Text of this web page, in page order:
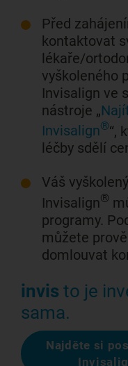
Před
kontaktovat
lékaře/
vyškoleného
Invisalign ve
nástroje „
Invisalign®“,
léčby sdělí
Váš
Invisalign®
programy.
můžete
domlouvat
invis to je
sama.
Najděte si